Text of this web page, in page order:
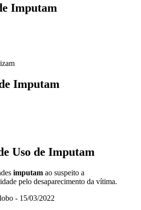
Imputam
Imputam
Uso de Imputam
imputam ao suspeito a
pelo desaparecimento da vítima.
- 15/03/2022